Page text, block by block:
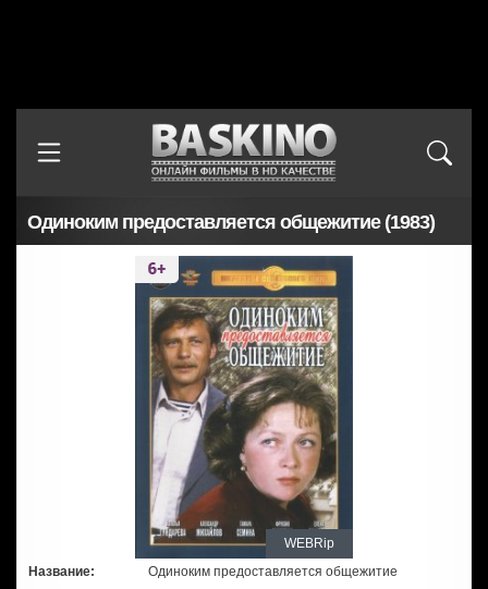
Одиноким предоставляется общежитие (1983)
WEBRip
Название:
Одиноким предоставляется общежитие